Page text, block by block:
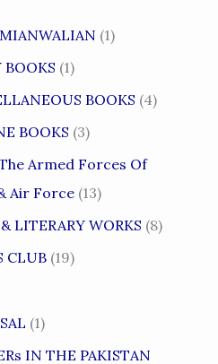
(1)
(1)
BOOKS (4)
BOOKS (3)
Armed Forces Of
Air Force(13)
LITERARY WORKS (8)
CLUB(19)
(1)
IN THE PAKISTAN